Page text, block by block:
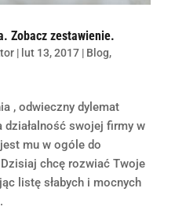
Zobacz zestawienie.
| lut 13, 2017| Blog,
, odwieczny dylemat
działalność swojej firmy w
mu w ogóle do
chcę rozwiać Twoje
listę słabych i mocnych